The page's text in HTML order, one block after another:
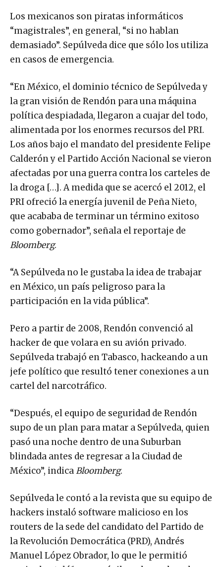
Los mexicanos son piratas informáticos
“magistrales”, en general, “si no hablan
demasiado”. Sepúlveda dice que sólo los utiliza
en casos de emergencia.
“En México, el dominio técnico de Sepúlveda y
la gran visión de Rendón para una máquina
política despiadada, llegaron a cuajar del todo,
alimentada por los enormes recursos del PRI.
Los años bajo el mandato del presidente Felipe
Calderón y el Partido Acción Nacional se vieron
afectadas por una guerra contra los carteles de
la droga […]. A medida que se acercó el 2012, el
PRI ofreció la energía juvenil de Peña Nieto,
que acababa de terminar un término exitoso
como gobernador”, señala el reportaje de
Bloomberg.
“A Sepúlveda no le gustaba la idea de trabajar
en México, un país peligroso para la
participación en la vida pública”.
Pero a partir de 2008, Rendón convenció al
hacker de que volara en su avión privado.
Sepúlveda trabajó en Tabasco, hackeando a un
jefe político que resultó tener conexiones a un
cartel del narcotráfico.
“Después, el equipo de seguridad de Rendón
supo de un plan para matar a Sepúlveda, quien
pasó una noche dentro de una Suburban
blindada antes de regresar a la Ciudad de
México”, indicaBloomberg.
Sepúlveda le contó a la revista que su equipo de
hackers instaló software malicioso en los
routers de la sede del candidato del Partido de
la Revolución Democrática (PRD), Andrés
Manuel López Obrador, lo que le permitió